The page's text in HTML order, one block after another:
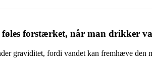
forstærket, når man drikker
graviditet, fordi vandet kan fremhæve den